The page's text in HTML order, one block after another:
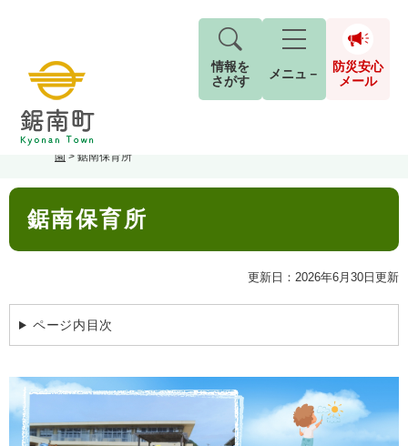
でば
情報を
さがす
メニュ－
防災安心
メール
キーワード検索
G
l
e
カ
タ
ム
検
索
象
音声読み上げ For Foreigners
背景色 白 青
災
心
ー
現在、掲載されている情報はありません。
現在地 トップページ
園 > 鋸南保育所
本
鋸南保育所
更新日：2026年6月30日更新
ページ内目次